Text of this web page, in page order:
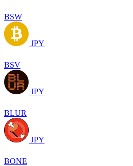
BSW
JPY
BSV
JPY
BLUR
JPY
BONE